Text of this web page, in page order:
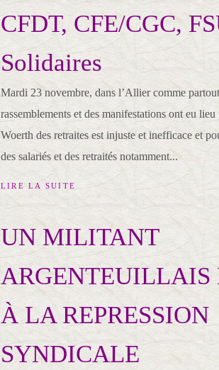
CFDT, CFE/CGC,
Solidaires
Mardi 23 novembre, dans l’Allier comme
rassemblements et des manifestations ont eu
Woerth des retraites est injuste et inefficace et
des salariés et des retraités notamment...
LIRE LA SUITE
UN MILITANT
ARGENTEUILLAIS
À LA REPRESSION
SYNDICALE